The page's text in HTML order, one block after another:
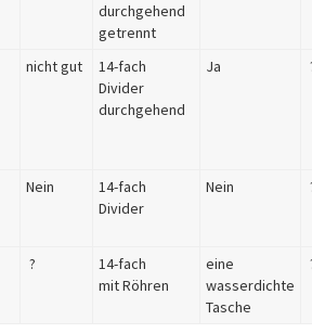
durchgehend
getrennt
nicht gut
14-fach
Divider
durchgehend
Ja
Nein
14-fach
Divider
Nein
?
14-fach
mit Röhren
eine
wasserdichte
Tasche